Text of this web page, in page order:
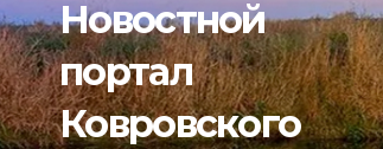
Новостной
портал
Ковровского